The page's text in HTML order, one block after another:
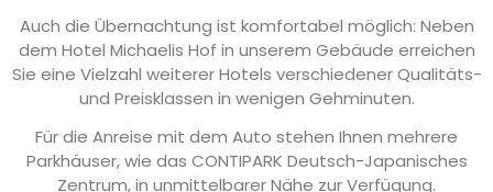
Auch die Übernachtung ist komfortabel möglich: Neben
dem Hotel Michaelis Hof in unserem Gebäude erreichen
Sie eine Vielzahl weiterer Hotels verschiedener Qualitäts-
und Preisklassen in wenigen Gehminuten.
Für die Anreise mit dem Auto stehen Ihnen mehrere
Parkhäuser, wie das CONTIPARK Deutsch-Japanisches
Zentrum, in unmittelbarer Nähe zur Verfügung.